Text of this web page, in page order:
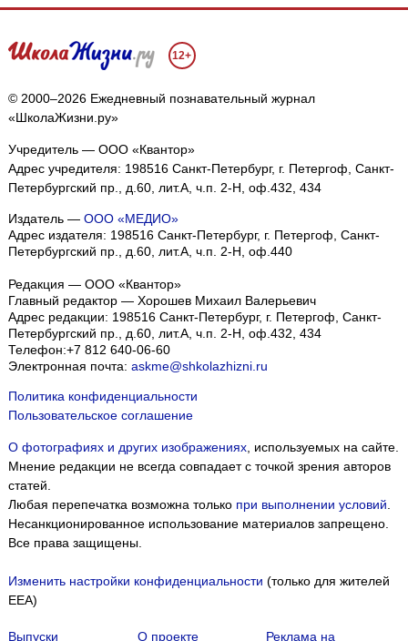
12+
© 2000–2026 Ежедневный познавательный журнал
«ШколаЖизни.ру»
Учредитель — ООО «Квантор»
Адрес учредителя: 198516 Санкт-Петербург, г. Петергоф, Санкт-
Петербургский пр., д.60, лит.А, ч.п. 2-Н, оф.432, 434
Издатель — ООО «МЕДИО»
Адрес издателя: 198516 Санкт-Петербург, г. Петергоф, Санкт-
Петербургский пр., д.60, лит.А, ч.п. 2-Н, оф.440
Редакция — ООО «Квантор»
Главный редактор — Хорошев Михаил Валерьевич
Адрес редакции: 198516 Санкт-Петербург, г. Петергоф Санкт-
Петербургский пр., д.60, лит.А, ч.п. 2-Н, оф.432, 434
Телефон:+7 812 640-06-60
Электронная почта: askme@shkolazhizni.ru
Политика конфиденциальности
Пользовательское соглашение
О фотографиях и других изображениях, используемых на сайте.
Мнение редакции не всегда совпадает с точкой зрения авторов
статей.
Любая перепечатка возможна только при выполнении условий
Несанкционированное использование материалов запрещено.
Все права защищены.
Изменить настройки конфиденциальности (только для жителей
EEA)
Выпуски О проекте Реклама на